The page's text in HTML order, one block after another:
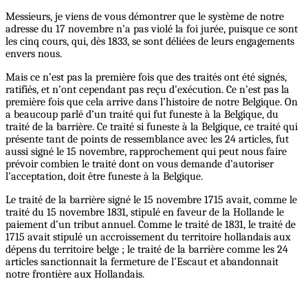
Messieurs, je viens de vous démontrer que le système de notre
adresse du 17 novembre n’a pas violé la foi jurée, puisque ce sont
les cinq cours, qui, dès 1833, se sont déliées de leurs engagements
envers nous.
Mais ce n’est pas la première fois que des traités ont été signés,
ratifiés, et n’ont cependant pas reçu d’exécution. Ce n’est pas la
première fois que cela arrive dans l’histoire de notre Belgique. On
a beaucoup parlé d’un traité qui fut funeste à la Belgique, du
traité de la barrière. Ce traité si funeste à la Belgique, ce traité qui
présente tant de points de ressemblance avec les 24 articles, fut
aussi signé le 15 novembre, rapprochement qui peut nous faire
prévoir combien le traité dont on vous demande d’autoriser
l’acceptation, doit être funeste à la Belgique.
Le traité de la barrière signé le 15 novembre 1715 avait, comme le
traité du 15 novembre 1831, stipulé en faveur de la Hollande le
paiement d’un tribut annuel. Comme le traité de 1831, le traité de
1715 avait stipulé un accroissement du territoire hollandais aux
dépens du territoire belge ; le traité de la barrière comme les 24
articles sanctionnait la fermeture de l’Escaut et abandonnait
notre frontière aux Hollandais.